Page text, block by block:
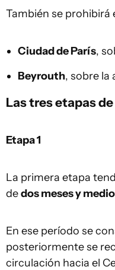
También se prohibirá
Ciudad de París,
Beyrouth, sobre la
Las tres etapas
Etapa 1
La primera etapa
dedos meses y medio
En ese período se
posteriormente se
circulación hacia el